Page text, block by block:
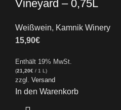
Vineyard – 0,75L
Weißwein, Kamnik Winery
15,90€
Enthält 19% MwSt.
(21,20€ / 1 L)
zzgl. Versand
In den Warenkorb